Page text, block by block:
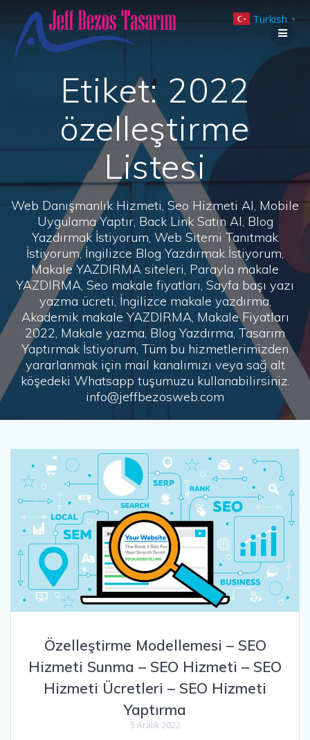
to
Etiket: 2022
özelleştirme
Listesi
Web Danışmanlık Hizmeti, Seo Hizmeti Al, Mobile
Uygulama Yaptır, Back Link Satın Al, Blog
Yazdırmak İstiyorum, Web Sitemi Tanıtmak
İstiyorum, İngilizce Blog Yazdırmak İstiyorum,
Makale YAZDIRMA siteleri, Parayla makale
YAZDIRMA, Seo makale fiyatları, Sayfa başı yazı
yazma ücreti, İngilizce makale yazdırma,
Akademik makale YAZDIRMA, Makale Fiyatları
2022, Makale yazma, Blog Yazdırma, Tasarım
Yaptırmak İstiyorum, Tüm bu hizmetlerimizden
yararlanmak için mail kanalımızı veya sağ alt
köşedeki Whatsapp tuşumuzu kullanabilirsiniz.
info@jeffbezosweb.com
Özelleştirme Modellemesi – SEO
Hizmeti Sunma – SEO Hizmeti – SEO
Hizmeti Ücretleri – SEO Hizmeti
Yaptırma
5 Aralık 2022
Turkish ▼